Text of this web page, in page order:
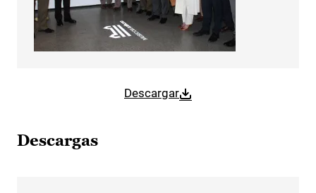
Descargar
Descargas